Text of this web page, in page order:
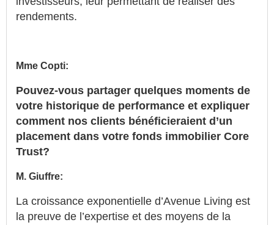
rendements.
Mme Copti:
Pouvez-vous partager quelques moments de
votre historique de performance et expliquer
comment nos clients bénéficieraient d’un
placement dans votre fonds immobilier Core
Trust?
M. Giuffre:
La croissance exponentielle d’Avenue Living est
la preuve de l’expertise et des moyens de la